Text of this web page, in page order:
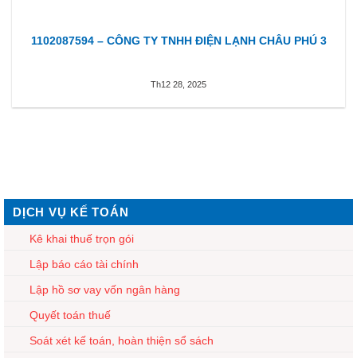
1102087594 – CÔNG TY TNHH ĐIỆN LẠNH CHÂU PHÚ 3
Th12 28, 2025
DỊCH VỤ KẾ TOÁN
Kê khai thuế trọn gói
Lập báo cáo tài chính
Lập hồ sơ vay vốn ngân hàng
Quyết toán thuế
Soát xét kế toán, hoàn thiện sổ sách